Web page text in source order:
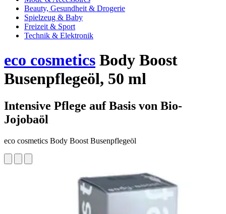
Beauty, Gesundheit & Drogerie
Spielzeug & Baby
Freizeit & Sport
Technik & Elektronik
eco cosmetics Body Boost
Busenpflegeöl, 50 ml
Intensive Pflege auf Basis von Bio-
Jojobaöl
eco cosmetics Body Boost Busenpflegeöl